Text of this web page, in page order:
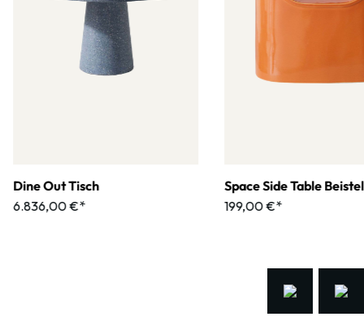
Dine Out Tisch
6.836,00 €*
Space Side Table
199,00 €*